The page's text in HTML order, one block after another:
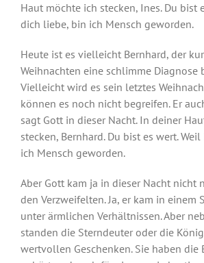
Haut möchte ich stecken, Ines. Du bist
dich liebe, bin ich Mensch geworden.
Heute ist es vielleicht Bernhard, der
Weihnachten eine schlimme Diagnose
Vielleicht wird es sein letztes
können es noch nicht begreifen. Er
sagt Gott in dieser Nacht. In deiner
stecken, Bernhard. Du bist es wert.
ich Mensch geworden.
Aber Gott kam ja in dieser Nacht nicht
den Verzweifelten. Ja, er kam in einem
unter ärmlichen Verhältnissen. Aber
standen die Sterndeuter oder die
wertvollen Geschenken. Sie haben die